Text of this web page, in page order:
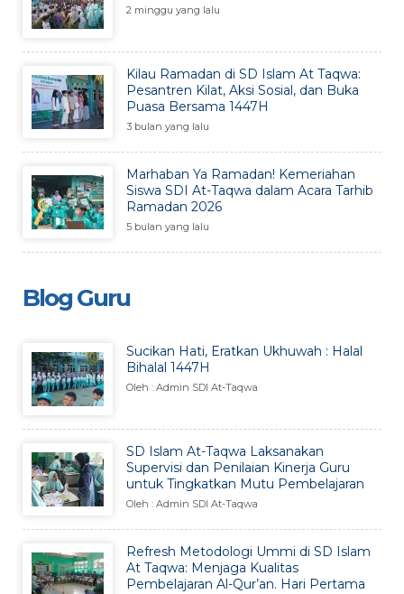
2 minggu yang lalu
Kilau Ramadan di SD Islam At Taqwa:
Pesantren Kilat, Aksi Sosial, dan Buka
Puasa Bersama 1447H
3 bulan yang lalu
Marhaban Ya Ramadan! Kemeriahan
Siswa SDI At-Taqwa dalam Acara Tarhib
Ramadan 2026
5 bulan yang lalu
Blog Guru
Sucikan Hati, Eratkan Ukhuwah : Halal
Bihalal 1447H
Oleh : Admin SDI At-Taqwa
SD Islam At-Taqwa Laksanakan
Supervisi dan Penilaian Kinerja Guru
untuk Tingkatkan Mutu Pembelajaran
Oleh : Admin SDI At-Taqwa
Refresh Metodologi Ummi di SD Islam
At Taqwa: Menjaga Kualitas
Pembelajaran Al-Qur’an. Hari Pertama